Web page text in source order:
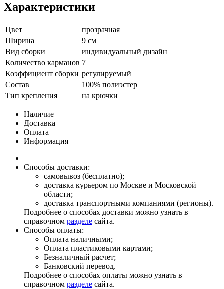
Характеристики
Цвет
прозрачная
Ширина
9 см
Вид сборки
индивидуальный дизайн
Количество карманов 7
Коэффициент сборки регулируемый
Состав
100% полиэстер
Тип крепления
на крючки
Наличие
Доставка
Оплата
Информация
Способы доставки:
самовывоз (бесплатно);
доставка курьером по Москве и Московской
области;
доставка транспортными компаниями (регионы).
Подробнее о способах доставки можно узнать в
справочном разделе сайта.
Способы оплаты:
Оплата наличными;
Оплата пластиковыми картами;
Безналичный расчет;
Банковский перевод.
Подробнее о способах оплаты можно узнать в
справочном разделе сайта.